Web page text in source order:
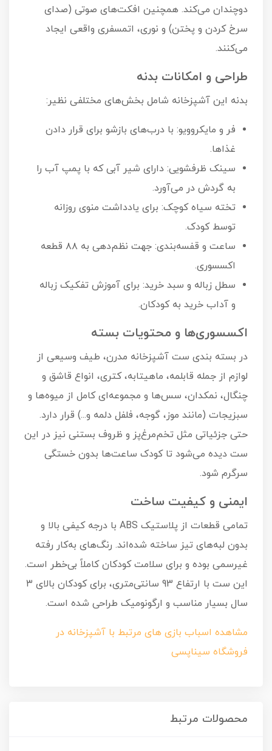
دوچندان می‌کند. همچنین افکت‌های صوتی (صدای
سرخ کردن و پختن) و نوری، اتمسفری واقعی ایجاد
می‌کنند.
طراحی و امکانات بدنه
بدنه این آشپزخانه شامل بخش‌های مختلفی نظیر:
فر و مایکروویو: با درب‌های بازشو برای قرار دادن
غذاها.
سینک ظرفشویی: دارای شیر آبی که با پمپ آب را
به گردش در می‌آورد.
تخته سیاه کوچک: برای یادداشت منوی روزانه
توسط کودک.
ساعت و قفسه‌بندی: جهت نظم‌دهی به ۸۸ قطعه
اکسسوری.
سطل زباله و سبد خرید: برای آموزش تفکیک زباله
و آداب خرید به کودکان.
اکسسوری‌ها و محتویات بسته
در بسته بندی ست آشپزخانه مدرن، طیف وسیعی از
لوازم از جمله قابلمه، ماهیتابه، کتری، انواع قاشق و
چنگال، نمکدان، سس‌ها و مجموعه‌ای کامل از میوه‌ها و
سبزیجات (مانند موز، گوجه، فلفل دلمه و...) قرار دارد.
حتی جزئیاتی مثل تخم‌مرغ‌پز و ظروف بستنی نیز در این
ست دیده می‌شود تا کودک ساعت‌ها بدون خستگی
سرگرم شود.
ایمنی و کیفیت ساخت
تمامی قطعات از پلاستیک ABS با درجه کیفی بالا و
بدون لبه‌های تیز ساخته شده‌اند. رنگ‌های به‌کار رفته
غیرسمی بوده و برای سلامت کودکان کاملاً بی‌خطر است.
این ست با ارتفاع 93 سانتی‌متری، برای کودکان بالای ۳
سال بسیار مناسب و ارگونومیک طراحی شده است.
مشاهده اسباب بازی های مرتبط با آشپزخانه در
فروشگاه سیناپسی
محصولات مرتبط